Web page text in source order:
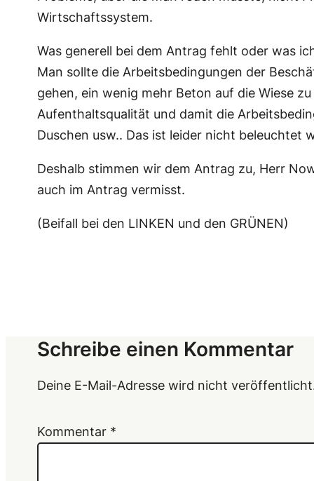
Wirtschaftssystem.
Was generell bei dem Antrag fehlt oder was
Man sollte die Arbeitsbedingungen der
gehen, ein wenig mehr Beton auf die Wiese
Aufenthaltsqualität und damit die
Duschen usw.. Das ist leider nicht beleuchtet
Deshalb stimmen wir dem Antrag zu, Herr
auch im Antrag vermisst.
(Beifall bei den LINKEN und den GRÜNEN)
Schreibe einen Kommentar
Deine E-Mail-Adresse wird nicht
Kommentar *